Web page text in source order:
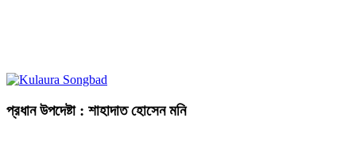
প্রধান উপদেষ্টা : শাহাদাত হোসেন মনি